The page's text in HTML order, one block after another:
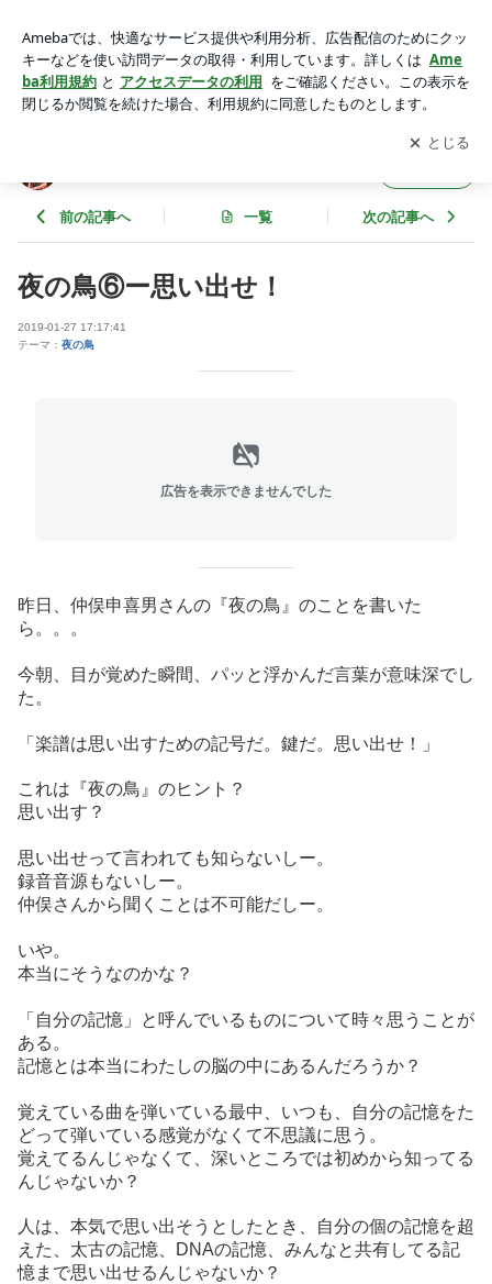
アプリをダウンロードして ブログの更新通知
を受け取りまし
ょう。
開く
前の記事へ 一覧 次の記事へ
夜の鳥⑥ー思い出せ！
2019-01-27 17:17:41
テーマ： 夜の鳥
広告を表示できませんでした
昨日、仲俣申喜男さんの『夜の鳥』のことを書いた
ら。。。
今朝、目が覚めた瞬間、パッと浮かんだ言葉が意味深でし
た。
「楽譜は思い出すための記号だ。鍵だ。思い出せ！」
これは『夜の鳥』のヒント？
思い出す？
思い出せって言われても知らないしー。
録音音源もないしー。
仲俣さんから聞くことは不可能だしー。
いや。
本当にそうなのかな？
「自分の記憶」と呼んでいるものについて時々思うことが
ある。
記憶とは本当にわたしの脳の中にあるんだろうか？
覚えている曲を弾いている最中、いつも、自分の記憶をた
どって弾いている感覚がなくて不思議に思う。
覚えてるんじゃなくて、深いところでは初めから知ってる
んじゃないか？
人は、本気で思い出そうとしたとき、自分の個の記憶を超
えた、太古の記憶、DNAの記憶、みんなと共有してる記
憶まで思い出せるんじゃないか？